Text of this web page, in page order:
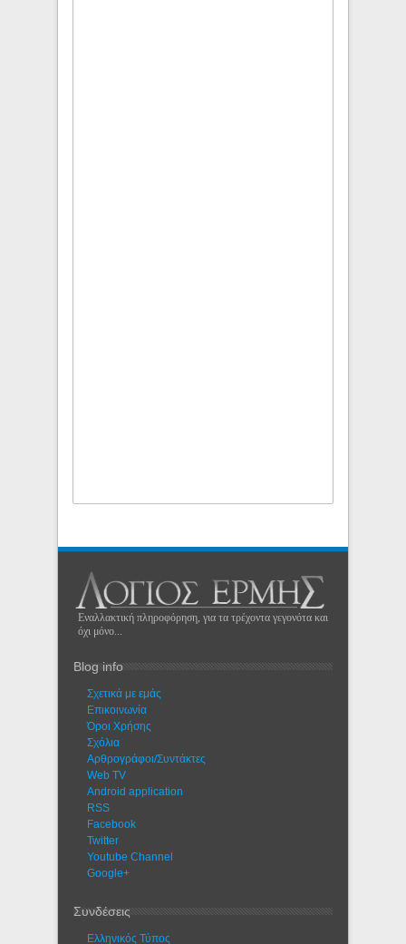
Εναλλακτική πληροφόρηση, για τα τρέχοντα γεγονότα και
όχι μόνο...
Blog info
Σχετικά με εμάς
Eπικοινωνία
Όροι Χρήσης
Σχόλια
Αρθρογράφοι/Συντάκτες
Web TV
Android application
RSS
Facebook
Twitter
Youtube Channel
Google+
Συνδέσεις
Ελληνικός Τύπος